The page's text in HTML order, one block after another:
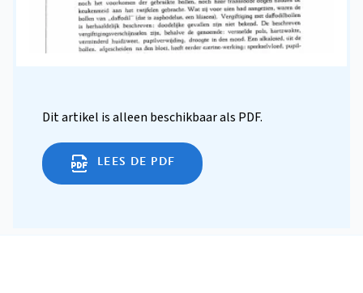
Dit artikel is alleen beschikbaar als PDF.
LEES DE PDF